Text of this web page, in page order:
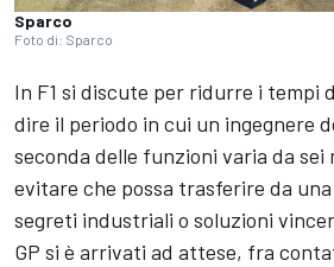
Sparco
Foto di: Sparco
In F1 si discute per ridurre i tempi
dire il periodo in cui un ingegnere
seconda delle funzioni varia da sei
evitare che possa trasferire da una
segreti industriali o soluzioni
GP si è arrivati ad attese, fra